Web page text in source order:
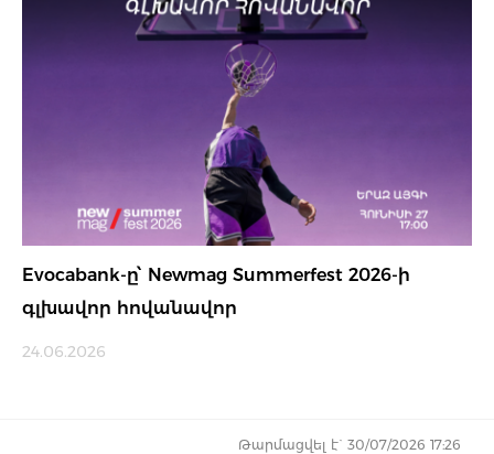
Evocabank-ը՝ Newmag Summerfest 2026-ի
գլխավոր հովանավոր
24.06.2026
Թարմացվել է` 30/07/2026 17:26